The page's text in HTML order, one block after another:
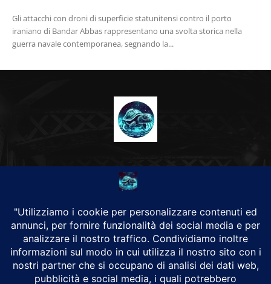
Gli attacchi con droni di superficie statunitensi contro il porto
iraniano di Bandar Abbas rappresentano una svolta storica nella
guerra navale contemporanea, segnando la...
CHI SIAMO
Alground Geopolitica e Cyberwarfare.
Da una idea di Brunilde Trizio
Alground fa parte del Gruppo Trizio